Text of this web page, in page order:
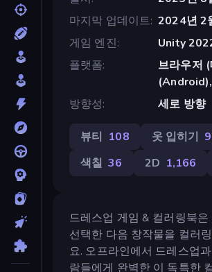
마지막 업데이트 2024년 2
게임 엔진
Unity
플랫폼
브라우저
방향성
세로 방향
뷰티 108 옷 입히기
색칠 36 2D 1,166
드레스업 게임 & 컬러링북
선택한 다음 창작물을 컬러
요. 오프라인에서 드레스업
람들에게 완벽한 이 독특한